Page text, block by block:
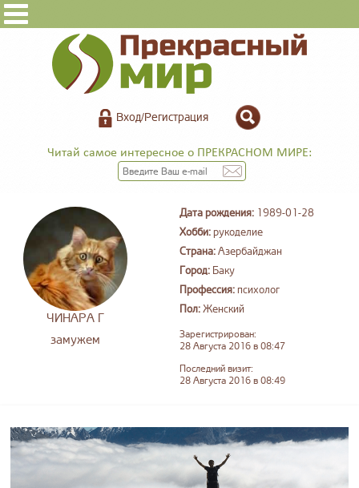
Вход/Регистрация
Читай самое интересное о ПРЕКРАСНОМ МИРЕ:
ЧИНАРА Г
замужем
Дата рождения: 1989-01-28
Хобби:рукоделие
Страна:Азербайджан
Город: Баку
Профессия:психолог
Пол:Женский
Зарегистрирован:
28 Августа 2016 в 08:47
Последний визит:
28 Августа 2016 в 08:49